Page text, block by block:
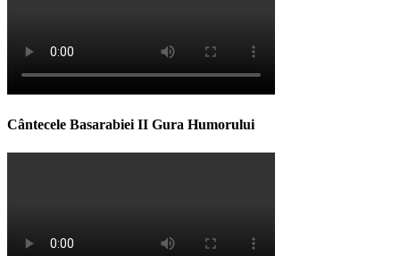
Cântecele Basarabiei II Gura Humorului